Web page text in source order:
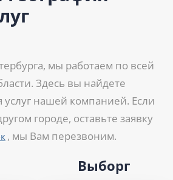
мы работаем по всей
Здесь вы найдете
услуг нашей компанией. Если
городе, оставьте заявку
, мы Вам перезвоним.
Выборг